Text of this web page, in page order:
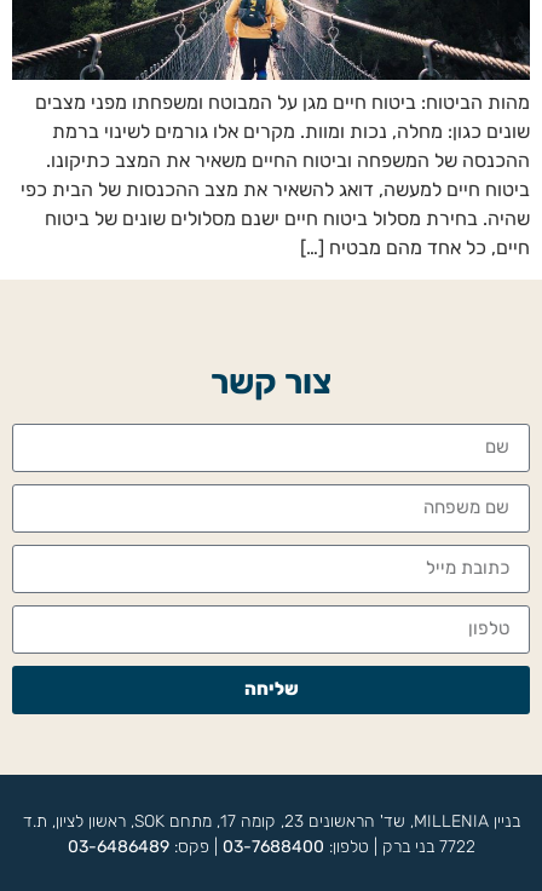
מהות הביטוח: ביטוח חיים מגן על המבוטח ומשפחתו מפני מצבים
שונים כגון: מחלה, נכות ומוות. מקרים אלו גורמים לשינוי ברמת
ההכנסה של המשפחה וביטוח החיים משאיר את המצב כתיקונו.
ביטוח חיים למעשה, דואג להשאיר את מצב ההכנסות של הבית כפי
שהיה. בחירת מסלול ביטוח חיים ישנם מסלולים שונים של ביטוח
חיים, כל אחד מהם מבטיח […]
צור קשר
שליחה
בניין MILLENIA, שד' הראשונים 23, קומה 17, מתחם SOK, ראשון לציון, ת.ד
7722 בני ברק | טלפון:
03-7688400 | פקס:03-6486489